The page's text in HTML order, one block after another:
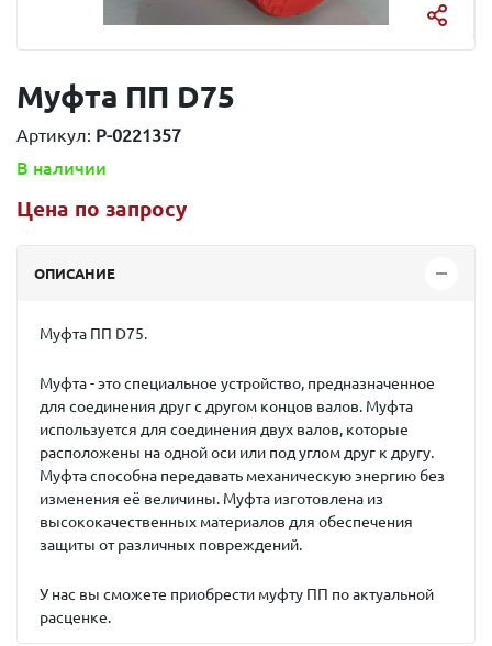
Муфта ПП D75
Артикул: P-0221357
В наличии
Цена по запросу
ОПИСАНИЕ
Муфта ПП D75.
Муфта - это специальное устройство, предназначенное
для соединения друг с другом концов валов. Муфта
используется для соединения двух валов, которые
расположены на одной оси или под углом друг к другу.
Муфта способна передавать механическую энергию без
изменения её величины. Муфта изготовлена из
высококачественных материалов для обеспечения
защиты от различных повреждений.
У нас вы сможете приобрести муфту ПП по актуальной
расценке.